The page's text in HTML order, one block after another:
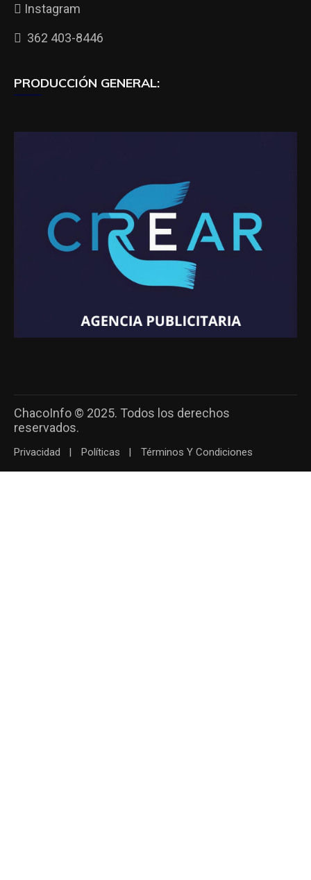
Instagram
362 403-8446
PRODUCCIÓN GENERAL:
ChacoInfo © 2025. Todos los derechos
reservados.
Privacidad Políticas Términos Y Condiciones